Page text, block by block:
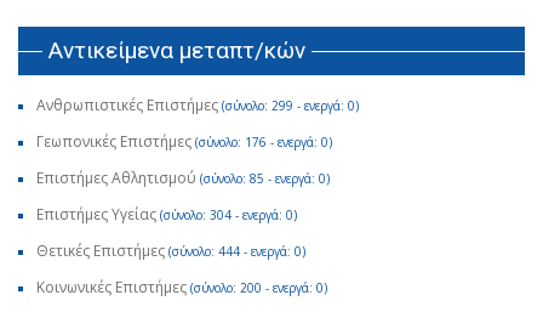
Αντικείμενα μεταπτ/κών
Ανθρωπιστικές Επιστήμες (σύνολο: 299 - ενεργά: 0)
Γεωπονικές Επιστήμες (σύνολο: 176 - ενεργά: 0)
Επιστήμες Αθλητισμού (σύνολο: 85 - ενεργά: 0)
Επιστήμες Υγείας (σύνολο: 304 - ενεργά: 0)
Θετικές Επιστήμες (σύνολο: 444 - ενεργά: 0)
Κοινωνικές Επιστήμες (σύνολο: 200 - ενεργά: 0)